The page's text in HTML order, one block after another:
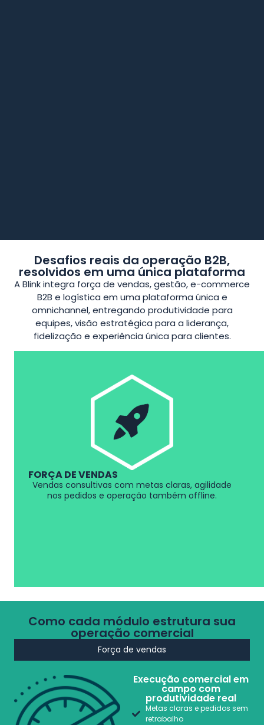
Desafios reais da operação B2B,
resolvidos em uma única plataforma
A Blink integra força de vendas, gestão, e-commerce
B2B e logística em uma plataforma única e
omnichannel, entregando produtividade para
equipes, visão estratégica para a liderança,
fidelização e experiência única para clientes.
FORÇA DE VENDAS
Vendas consultivas com metas claras, agilidade
nos pedidos e operação também offline.
Como cada módulo estrutura sua
operação comercial
Força de vendas
Execução comercial em
campo com
produtividade real
Metas claras e pedidos sem
retrabalho